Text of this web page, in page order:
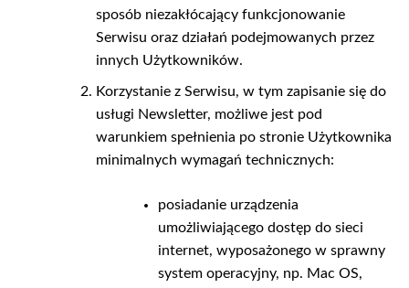
sposób niezakłócający funkcjonowanie
Serwisu oraz działań podejmowanych przez
innych Użytkowników.
Korzystanie z Serwisu, w tym zapisanie się do
usługi Newsletter, możliwe jest pod
warunkiem spełnienia po stronie Użytkownika
minimalnych wymagań technicznych:
posiadanie urządzenia
umożliwiającego dostęp do sieci
internet, wyposażonego w sprawny
system operacyjny, np. Mac OS,